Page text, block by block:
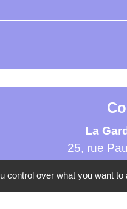
La
25, rue
26700 La
+33 4
control over what you want to